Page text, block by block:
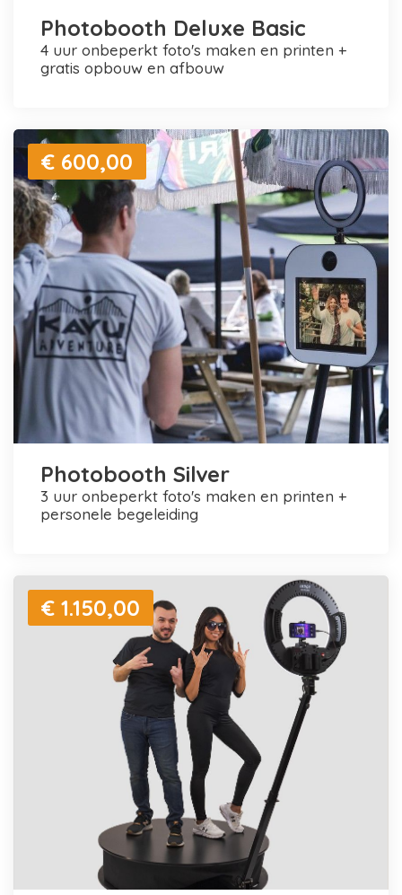
Photobooth Deluxe Basic
4 uur onbeperkt foto's maken en printen +
gratis opbouw en afbouw
€ 600,00
Photobooth Silver
3 uur onbeperkt foto's maken en printen +
personele begeleiding
€ 1.150,00